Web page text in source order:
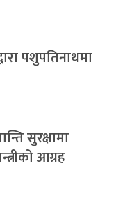
पशुपतिनाथमा
सुरक्षामा
आग्रह